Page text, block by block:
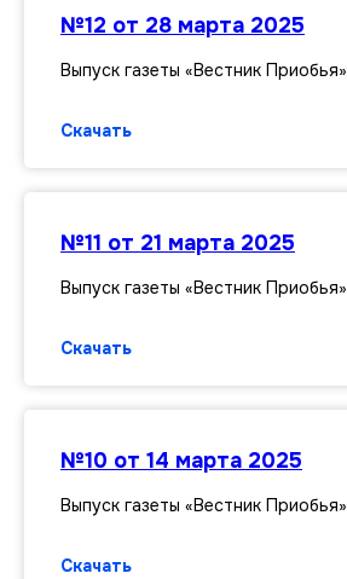
№12 от 28 марта 2025
Выпуск газеты «Вестник Приобья»
Скачать
№11 от 21 марта 2025
Выпуск газеты «Вестник Приобья»
Скачать
№10 от 14 марта 2025
Выпуск газеты «Вестник Приобья»
Скачать